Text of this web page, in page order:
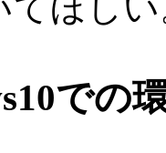
での